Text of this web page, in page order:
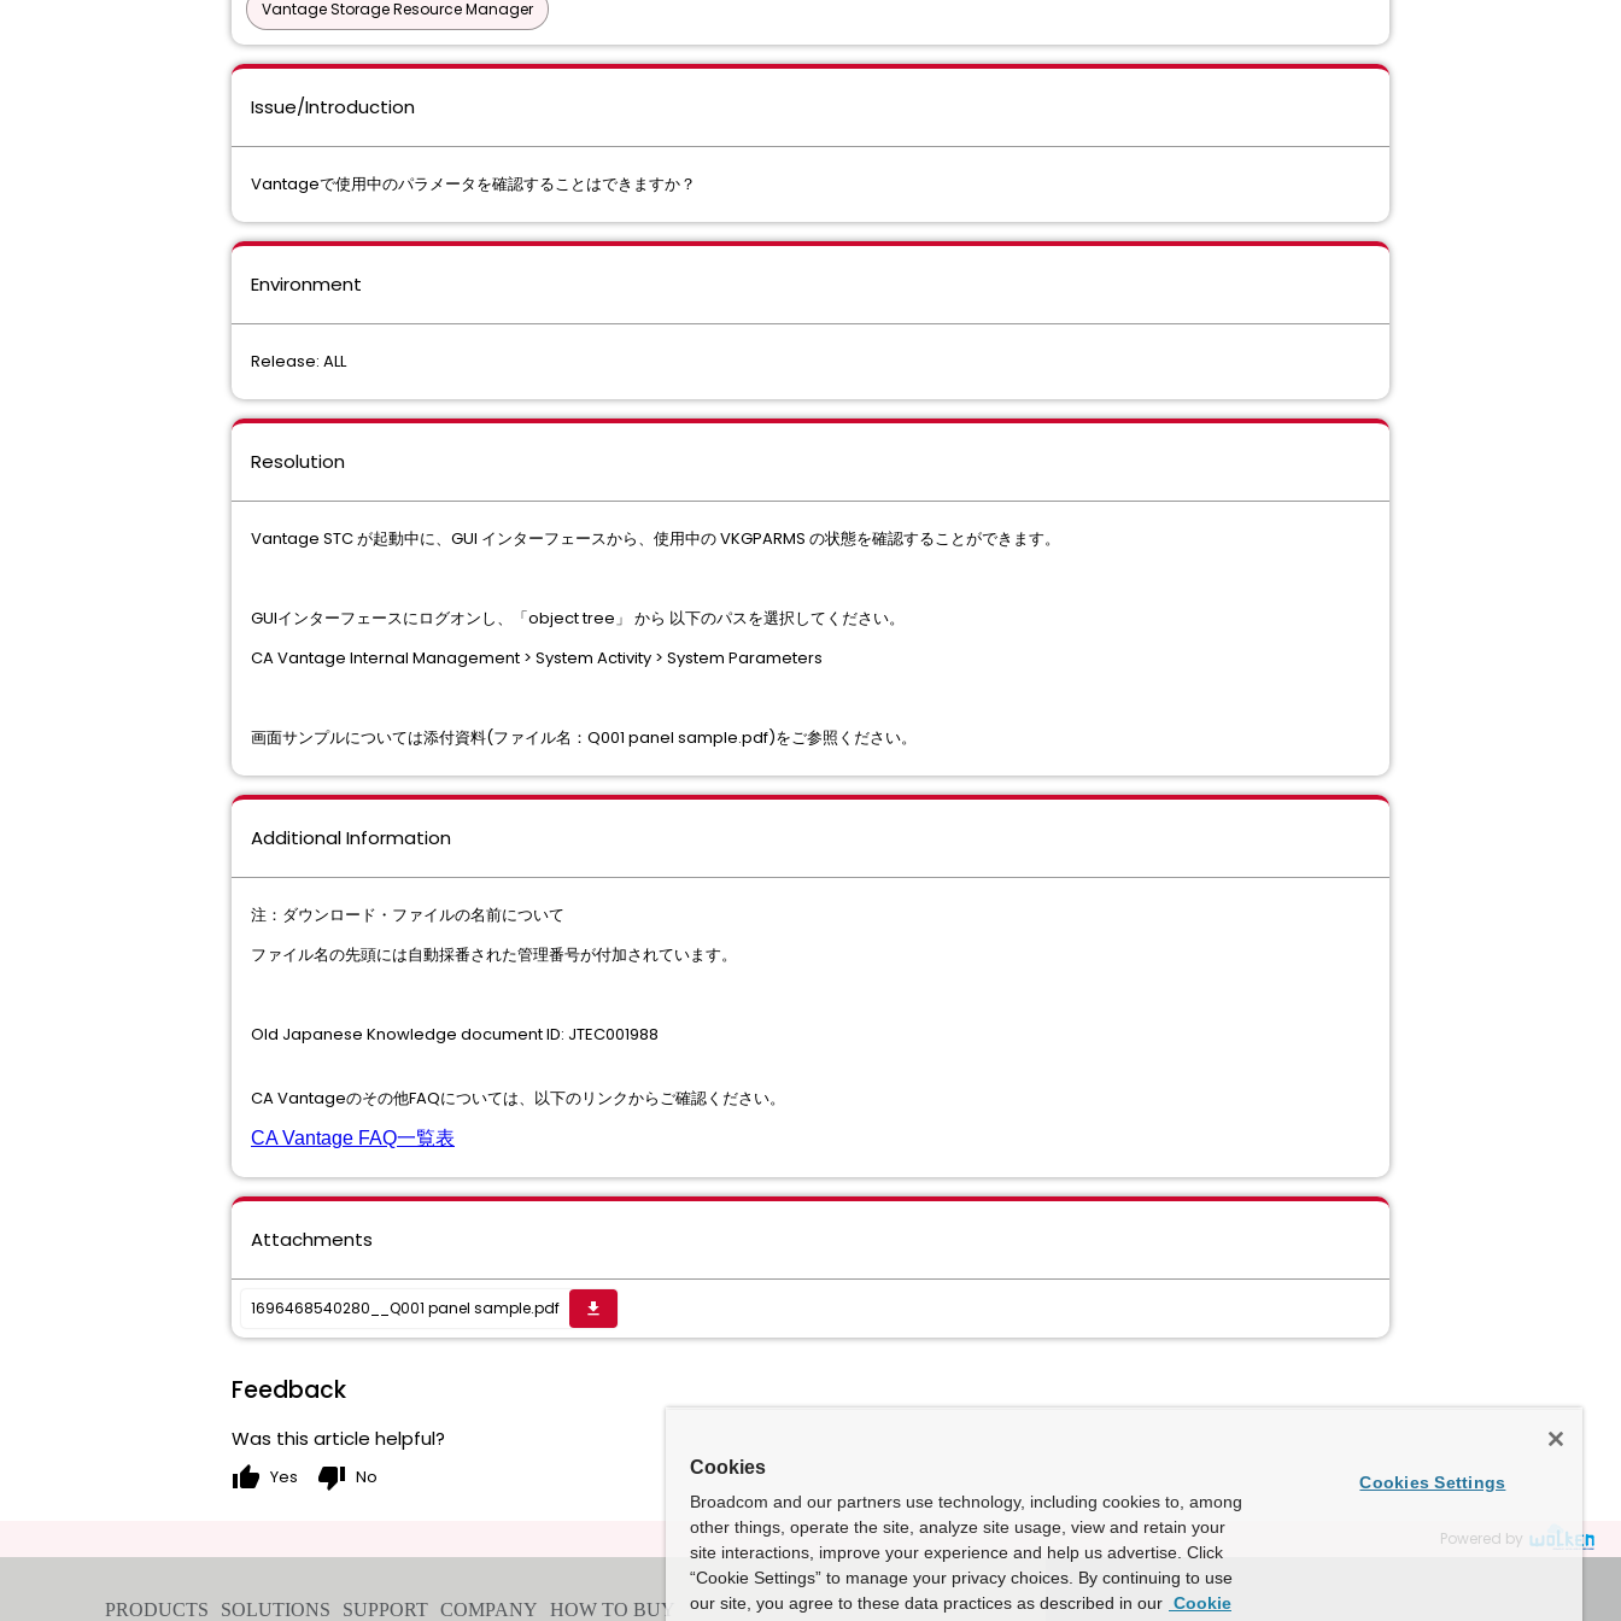
Vantage Storage Resource Manager
Issue/Introduction
Vantageで使用中のパラメータを確認することはできますか？
Environment
Release: ALL
Resolution
Vantage STC が起動中に、GUI インターフェースから、使用中の VKGPARMS の状態を確認することができます。
GUIインターフェースにログオンし、「object tree」 から 以下のパスを選択してください。
CA Vantage Internal Management > System Activity > System Parameters
画面サンプルについては添付資料(ファイル名：Q001 panel sample.pdf)をご参照ください。
Additional Information
注：ダウンロード・ファイルの名前について
ファイル名の先頭には自動採番された管理番号が付加されています。
Old Japanese Knowledge document ID: JTEC001988
CA Vantageのその他FAQについては、以下のリンクからご確認ください。
CA Vantage FAQ一覧表
Attachments
1696468540280__Q001 panel sample.pdf get_app
Feedback
Was this article helpful?
thumb_up Yes thumb_down No
Powered by
Cookies
Broadcom and our partners use technology, including cookies to, among
other things, operate the site, analyze site usage, view and retain your
site interactions, improve your experience and help us advertise. Click
“Cookie Settings” to manage your privacy choices. By continuing to use
our site, you agree to these data practices as described in our Cookie
Cookies Settings